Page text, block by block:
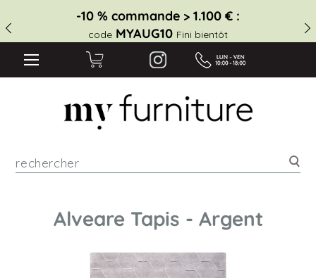
-10 % commande > 1.100 € :
code MYAUG10 Fini bientôt
Alveare Tapis - Argent